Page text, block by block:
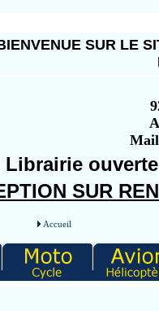
SUR LE
Librairie
SUR
Accueil